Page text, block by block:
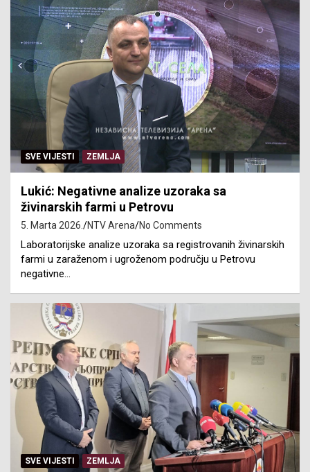
SVE VIJESTI ZEMLJA
Lukić: Negativne analize uzoraka sa
živinarskih farmi u Petrovu
5. Marta 2026. NTV Arena No Comments
Laboratorijske analize uzoraka sa registrovanih živinarskih
farmi u zaraženom i ugroženom području u Petrovu
negativne…
SVE VIJESTI ZEMLJA